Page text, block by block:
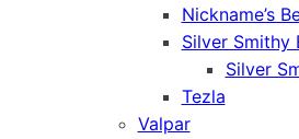
Nickname’s
Silver Smithy
Silver
Tezla
Valpar